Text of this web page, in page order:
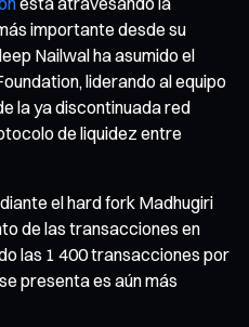
importante desde su
Nailwal ha asumido el
liderando al equipo
la ya discontinuada red
de liquidez entre
el hard fork Madhugiri
de las transacciones en
las 1 400 transacciones por
presenta es aún más